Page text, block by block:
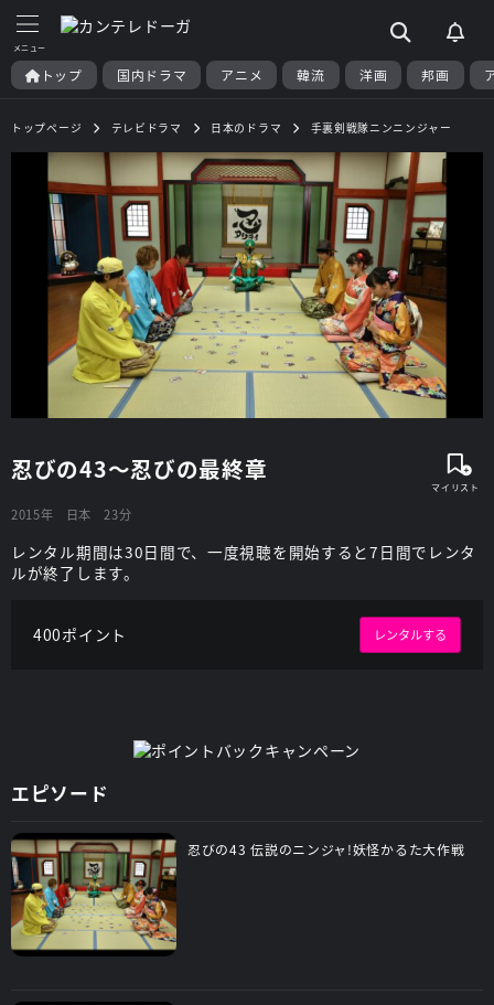
トップ 国内ドラマ アニメ 韓流 洋画 邦画
トップページ テレビドラマ 日本のドラマ 手裏剣戦隊ニンニンジャー
忍びの43～忍びの最終章
2015年 日本 23分
レンタル期間は30日間で、一度視聴を開始すると7日間でレンタ
ルが終了します。
400ポイント レンタルする
エピソード
忍びの43 伝説のニンジャ!妖怪かるた大作戦